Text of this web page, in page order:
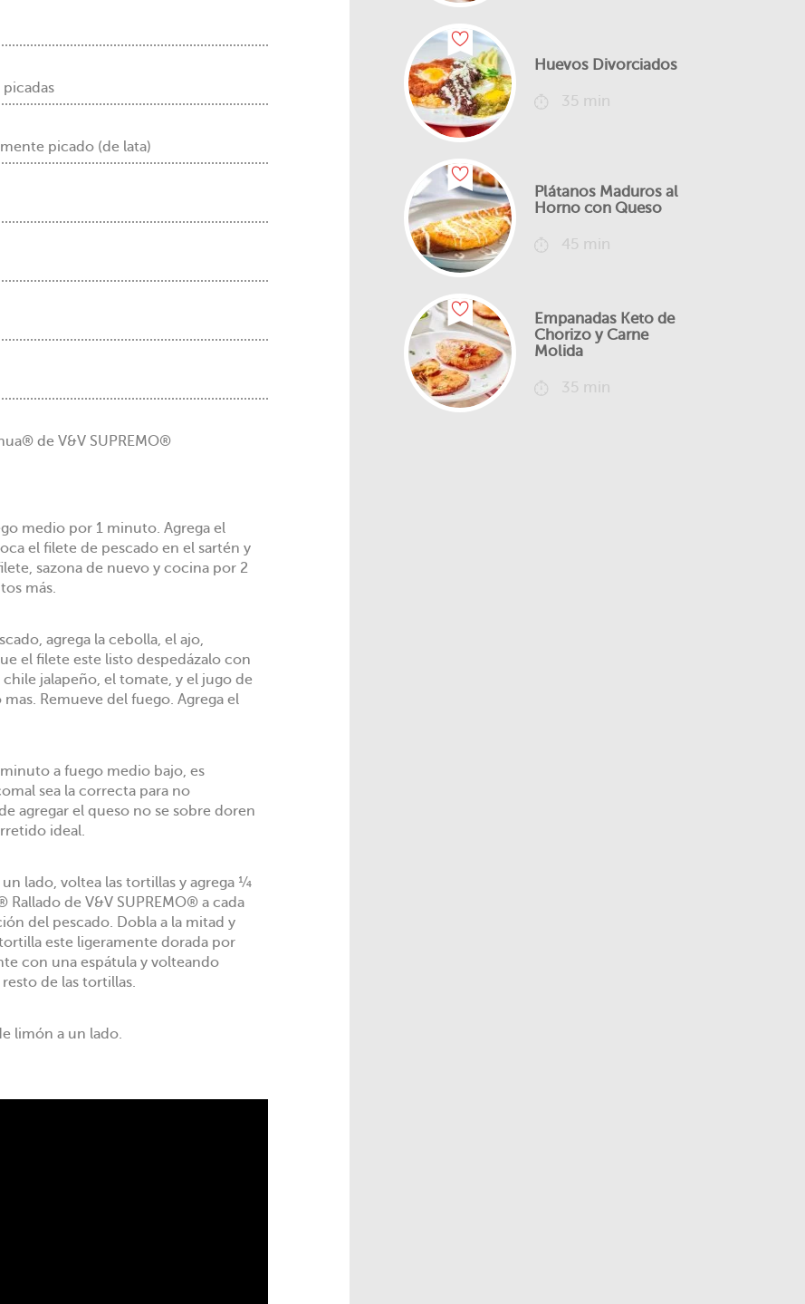
picado (de lata)
de V&V SUPREMO®
medio por 1 minuto. Agrega el
el filete de pescado en el sartén y
sazona de nuevo y cocina por 2
más.
agrega la cebolla, el ajo,
el filete este listo despedázalo con
chile jalapeño, el tomate, y el jugo de
Remueve del fuego. Agrega el
a fuego medio bajo, es
sea la correcta para no
agregar el queso no se sobre doren
ideal.
lado, voltea las tortillas y agrega ¼
de V&V SUPREMO® a cada
del pescado. Dobla a la mitad y
este ligeramente dorada por
con una espátula y volteando
de las tortillas.
limón a un lado.
Huevos Divorciados
35 min
Plátanos Maduros al
Horno con Queso
45 min
Empanadas Keto de
Chorizo y Carne
Molida
35 min